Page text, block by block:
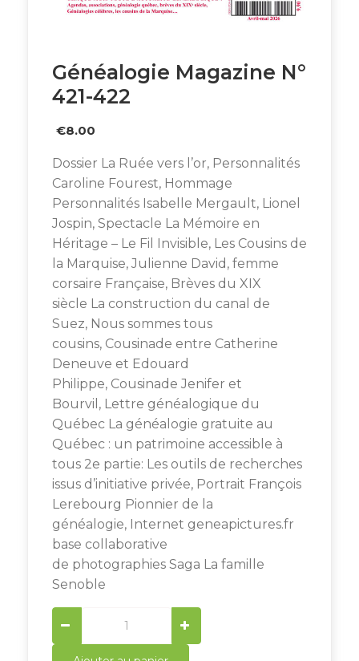
Généalogie Magazine N°
421-422
€8.00
Dossier La Ruée vers l’or, Personnalités
Caroline Fourest, Hommage
Personnalités Isabelle Mergault, Lionel
Jospin, Spectacle La Mémoire en
Héritage – Le Fil Invisible, Les Cousins de
la Marquise, Julienne David, femme
corsaire Française, Brèves du XIX
siècle La construction du canal de
Suez, Nous sommes tous
cousins, Cousinade entre Catherine
Deneuve et Edouard
Philippe, Cousinade Jenifer et
Bourvil, Lettre généalogique du
Québec La généalogie gratuite au
Québec : un patrimoine accessible à
tous 2e partie: Les outils de recherches
issus d’initiative privée, Portrait François
Lerebourg Pionnier de la
généalogie, Internet geneapictures.fr
base collaborative
de photographies Saga La famille
Senoble
N°